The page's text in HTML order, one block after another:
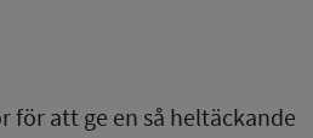
att ge en så heltäckande